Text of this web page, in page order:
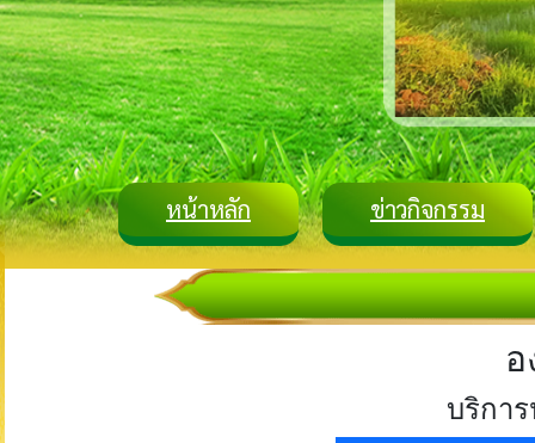
หน้าหลัก ข่าวกิจกรรม
บริกา